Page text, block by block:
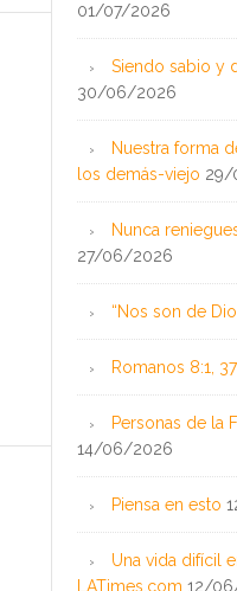
01/07/2026
Siendo sabio y
30/06/2026
Nuestra forma
los demás-viejo 29/
Nunca
27/06/2026
“Nos son de
Romanos 8:1,
Personas de la
14/06/2026
Piensa en esto
Una vida difícil
LATimes.com 12/